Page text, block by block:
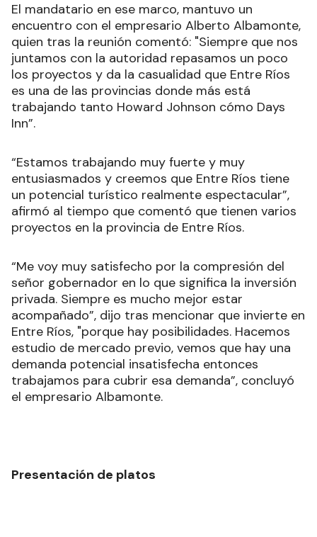
El mandatario en ese marco, mantuvo un
encuentro con el empresario Alberto Albamonte,
quien tras la reunión comentó: "Siempre que nos
juntamos con la autoridad repasamos un poco
los proyectos y da la casualidad que Entre Ríos
es una de las provincias donde más está
trabajando tanto Howard Johnson cómo Days
Inn”.
“Estamos trabajando muy fuerte y muy
entusiasmados y creemos que Entre Ríos tiene
un potencial turístico realmente espectacular”,
afirmó al tiempo que comentó que tienen varios
proyectos en la provincia de Entre Ríos.
“Me voy muy satisfecho por la compresión del
señor gobernador en lo que significa la inversión
privada. Siempre es mucho mejor estar
acompañado”, dijo tras mencionar que invierte en
Entre Ríos, "porque hay posibilidades. Hacemos
estudio de mercado previo, vemos que hay una
demanda potencial insatisfecha entonces
trabajamos para cubrir esa demanda”, concluyó
el empresario Albamonte.
Presentación de platos